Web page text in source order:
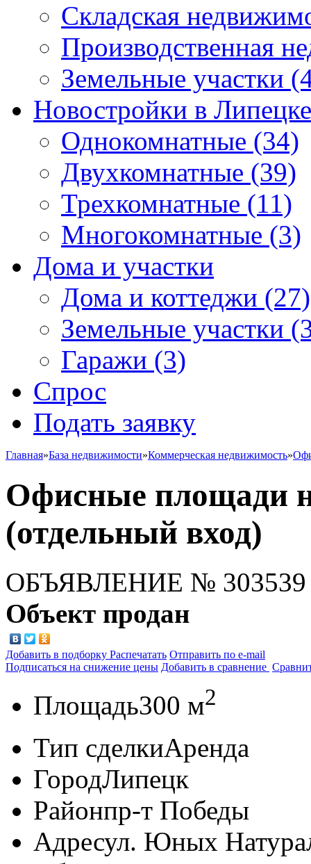
Складская
Производственная
Земельные участки
Новостройки в Липецке
Однокомнатные (34)
Двухкомнатные (39)
Трехкомнатные (11)
Многокомнатные (3)
Дома и участки
Дома и коттеджи (27)
Земельные участки
Гаражи (3)
Спрос
Подать заявку
Главная»База недвижимости»Коммерческая недвижимость»
Офисные площади
(отдельный вход)
ОБЪЯВЛЕНИЕ № 303539
Объект продан
Добавить в подборку Распечатать Отправить по e-mail
Подписаться на снижение цены Добавить в сравнение
Площадь300 м2
Тип сделкиАренда
ГородЛипецк
Районпр-т Победы
Адресул. Юных